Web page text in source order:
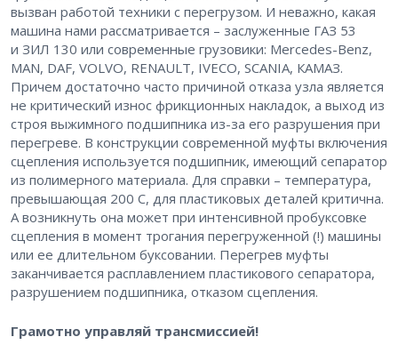
вызван работой техники с перегрузом. И неважно, какая
машина нами рассматривается – ​заслуженные ГАЗ 53
и ЗИЛ 130 или современные грузовики: Mercedes-Benz,
MAN, DAF, VOLVO, RENAULT, IVECO, SCANIA, КАМАЗ.
Причем достаточно часто причиной отказа узла является
не критический износ фрикционных накладок, а выход из
строя выжимного подшипника из-за его разрушения при
перегреве. В конструкции современной муфты включения
сцепления используется подшипник, имеющий сепаратор
из полимерного материала. Для справки – ​температура,
превышающая 200 С, для пластиковых деталей критична.
А возникнуть она может при интенсивной пробуксовке
сцепления в момент трогания перегруженной (!) машины
или ее длительном буксовании. Перегрев муфты
заканчивается расплавлением пластикового сепаратора,
разрушением подшипника, отказом сцепления.
Грамотно управляй трансмиссией!